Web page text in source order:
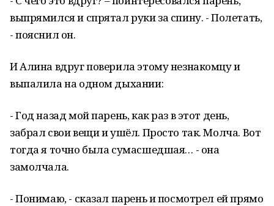
выпрямился и спрятал руки за спину. - Полетать,
- пояснил он.
И Алина вдруг поверила этому незнакомцу и
выпалила на одном дыхании:
- Год назад мой парень, как раз в этот день,
забрал свои вещи и ушёл. Просто так. Молча. Вот
тогда я точно была сумасшедшая… - она
замолчала.
- Понимаю, - сказал парень и посмотрел ей прямо